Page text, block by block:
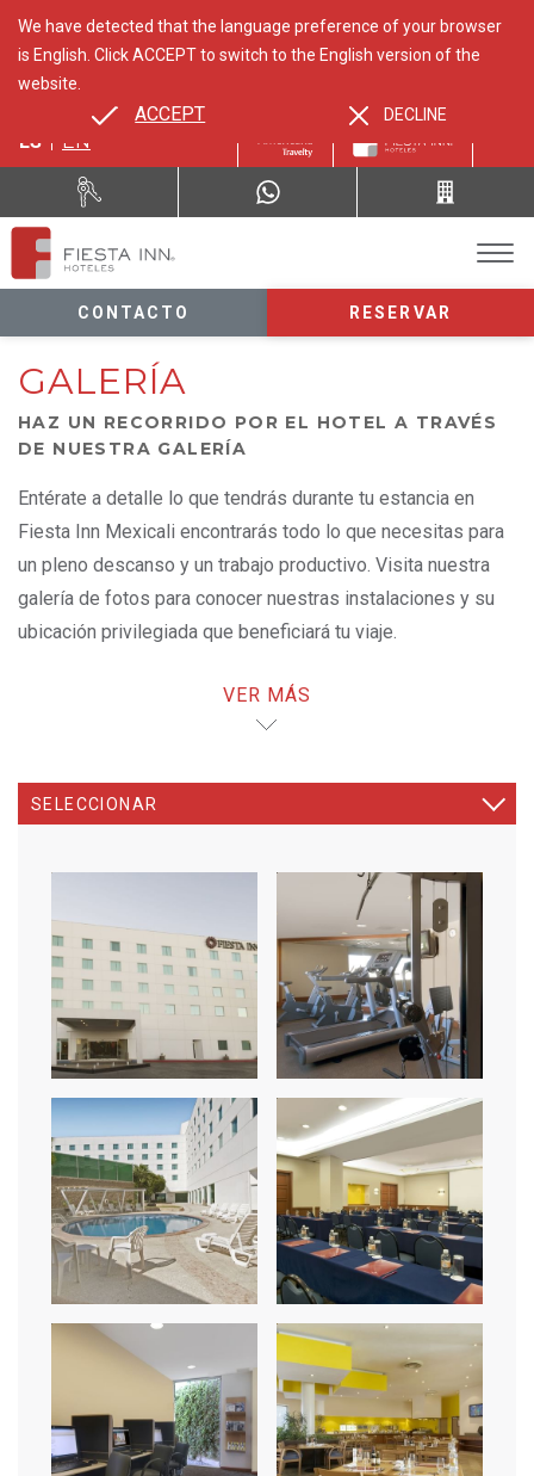
ES EN
CONTACTO RESERVAR
We have detected that the language preference of your browser
is English. Click ACCEPT to switch to the English version of the
website.
ACCEPT DECLINE
GALERÍA
HAZ UN RECORRIDO POR EL HOTEL A TRAVÉS
DE NUESTRA GALERÍA
Entérate a detalle lo que tendrás durante tu estancia en
Fiesta Inn Mexicali encontrarás todo lo que necesitas para
un pleno descanso y un trabajo productivo. Visita nuestra
galería de fotos para conocer nuestras instalaciones y su
ubicación privilegiada que beneficiará tu viaje.
¡LA MEJOR TARIFA AQUÍ!
OPENS IN A NEW TAB.
VER MÁS
SELECCIONAR